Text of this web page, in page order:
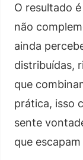
O resultado
não
ainda
distribuídas,
que
prática, isso
sente
que